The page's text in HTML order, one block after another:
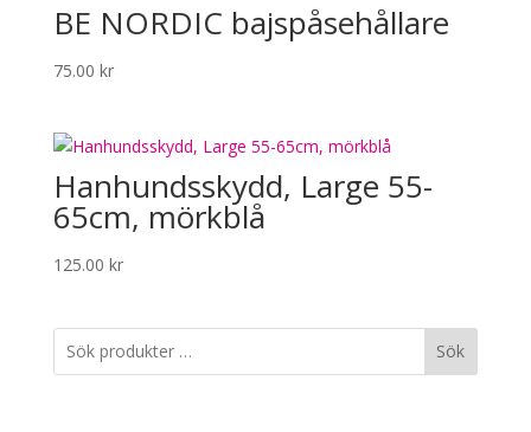
BE NORDIC bajspåsehållare
75.00 kr
Hanhundsskydd, Large 55-
65cm, mörkblå
125.00 kr
Sök